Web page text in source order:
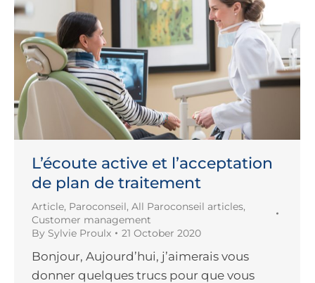
L’écoute active et l’acceptation
de plan de traitement
Article, Paroconseil, All Paroconseil articles,
Customer management
By Sylvie Proulx 21 October 2020
Bonjour, Aujourd’hui, j’aimerais vous
donner quelques trucs pour que vous